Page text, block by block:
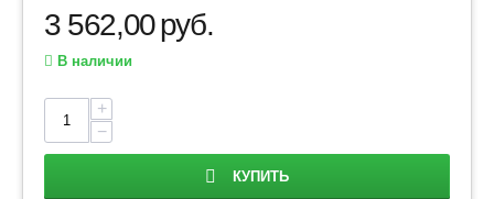
3 562,00руб.
В наличии
+
−
КУПИТЬ